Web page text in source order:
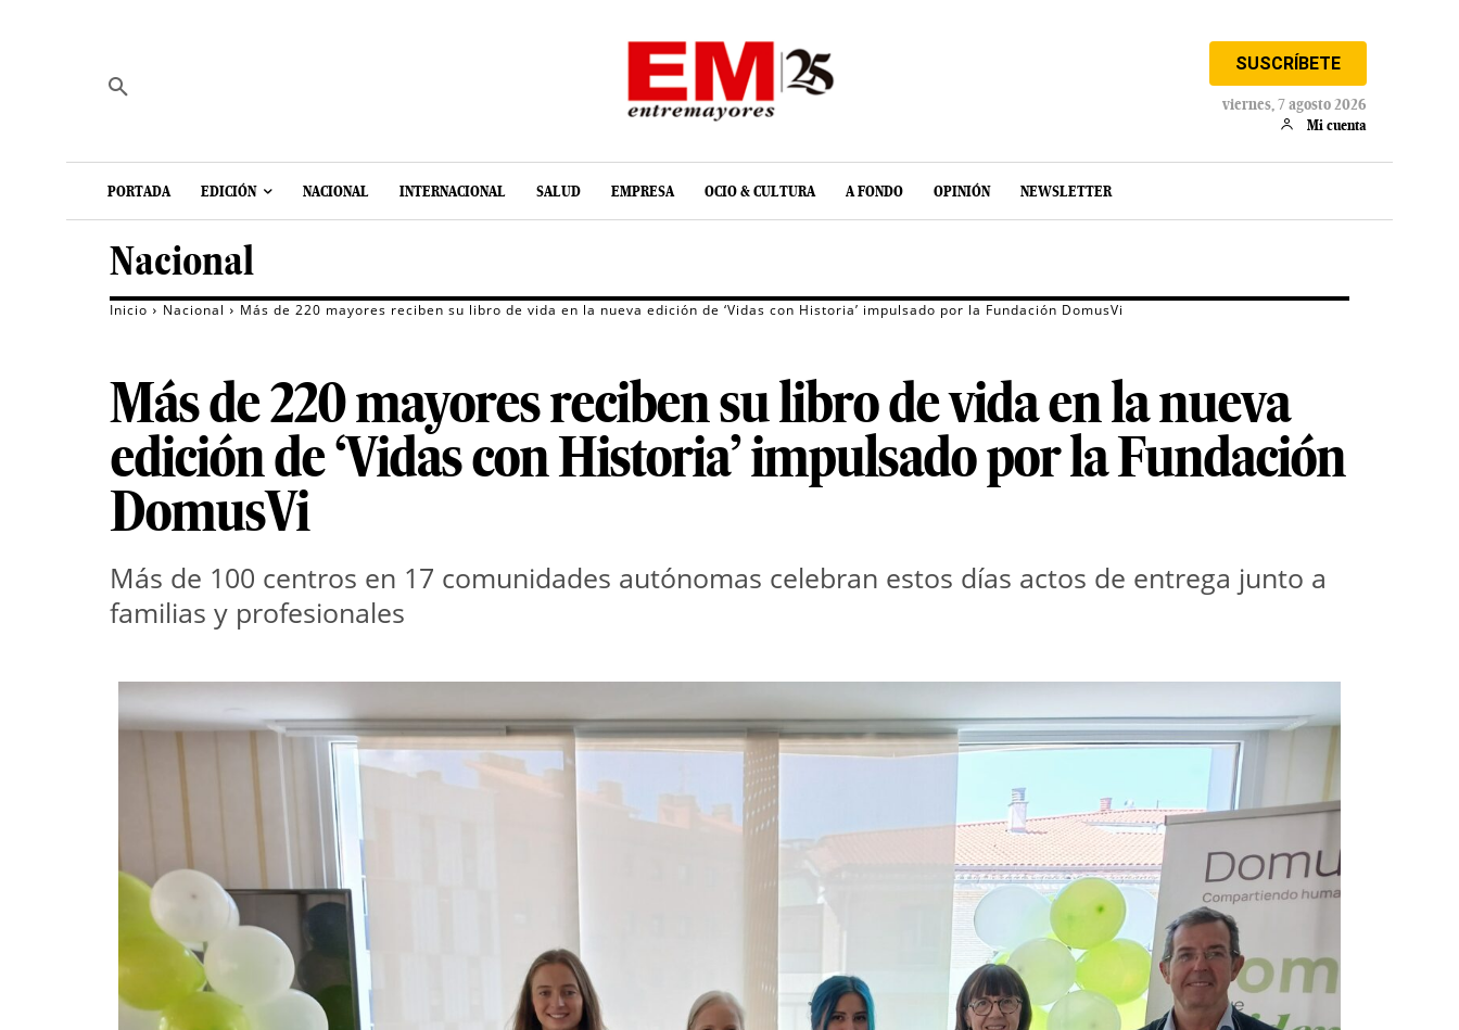
SUSCRÍBETE
viernes, 7 agosto 2026
Mi cuenta
PORTADA EDICIÓN NACIONAL INTERNACIONAL SALUD EMPRESA OCIO & CULTURA A FONDO OPINIÓN NEWSLETTER
Nacional
Inicio Nacional Más de 220 mayores reciben su libro de vida en la nueva edición de ‘Vidas con Historia’ impulsado por la Fundación DomusVi
Más de 220 mayores reciben su libro de vida en la nueva
edición de ‘Vidas con Historia’ impulsado por la Fundación
DomusVi
Más de 100 centros en 17 comunidades autónomas celebran estos días actos de entrega junto a
familias y profesionales